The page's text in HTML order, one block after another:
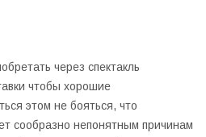
через спектакль
чтобы хорошие
этом не бояться, что
сообразно непонятным причинам